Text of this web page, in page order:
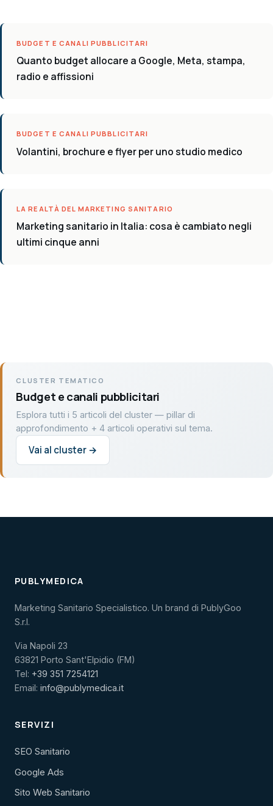
BUDGET E CANALI PUBBLICITARI
Quanto budget allocare a Google, Meta, stampa,
radio e affissioni
BUDGET E CANALI PUBBLICITARI
Volantini, brochure e flyer per uno studio medico
LA REALTÀ DEL MARKETING SANITARIO
Marketing sanitario in Italia: cosa è cambiato negli
ultimi cinque anni
CLUSTER TEMATICO
Budget e canali pubblicitari
Esplora tutti i 5 articoli del cluster — pillar di
approfondimento + 4 articoli operativi sul tema.
Vai al cluster →
PUBLYMEDICA
Marketing Sanitario Specialistico. Un brand di PublyGoo
S.r.l.
Via Napoli 23
63821 Porto Sant'Elpidio (FM)
Tel: +39 351 7254121
Email: info@publymedica.it
SERVIZI
SEO Sanitario
Google Ads
Sito Web Sanitario